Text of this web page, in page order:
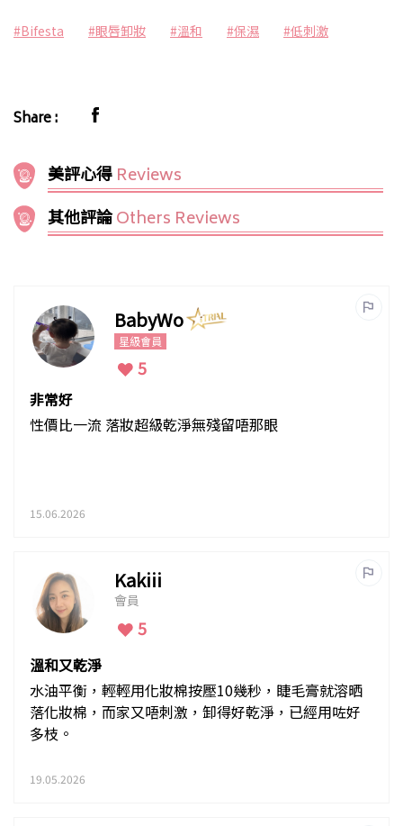
#Bifesta #眼唇卸妝 #溫和 #保濕 #低刺激
Share :
美評心得 Reviews
其他評論Others Reviews
BabyWo
星級會員
5
非常好
性價比一流 落妝超級乾淨無殘留唔那眼
15.06.2026
Kakiii
會員
5
溫和又乾淨
水油平衡，輕輕用化妝棉按壓10幾秒，睫毛膏就溶晒
落化妝棉，而家又唔刺激，卸得好乾淨，已經用咗好
多枝。
19.05.2026